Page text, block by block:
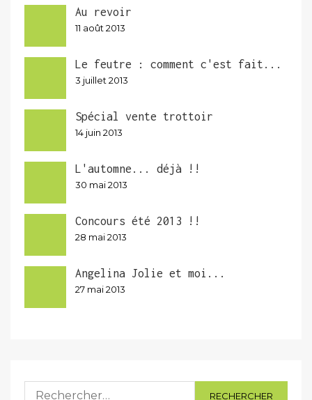
Au revoir
11 août 2013
Le feutre : comment c'est fait...
3 juillet 2013
Spécial vente trottoir
14 juin 2013
L'automne... déjà !!
30 mai 2013
Concours été 2013 !!
28 mai 2013
Angelina Jolie et moi...
27 mai 2013
Rechercher :